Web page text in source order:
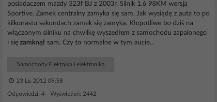
posiadaczem mazdy 323f BJ z 2003r. Silnik 1.6 98KM wersja
Sportive. Zamek centralny zamyka się sam. Jak wysiądę z auta to po
kilkunastu sekundach zamek się zamyka. Kłopotliwe bo dziś na
włączonym silniku na chwilkę wyszedłem z samochodu zapalonego
i się zamknął sam. Czy to normalne w tym aucie...
Samochody Elektryka i elektronika
23 Lis 2012 09:58
Odpowiedzi: 4 Wyświetleń: 2442